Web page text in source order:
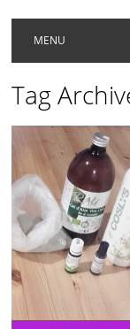
Main
MENU
Tag